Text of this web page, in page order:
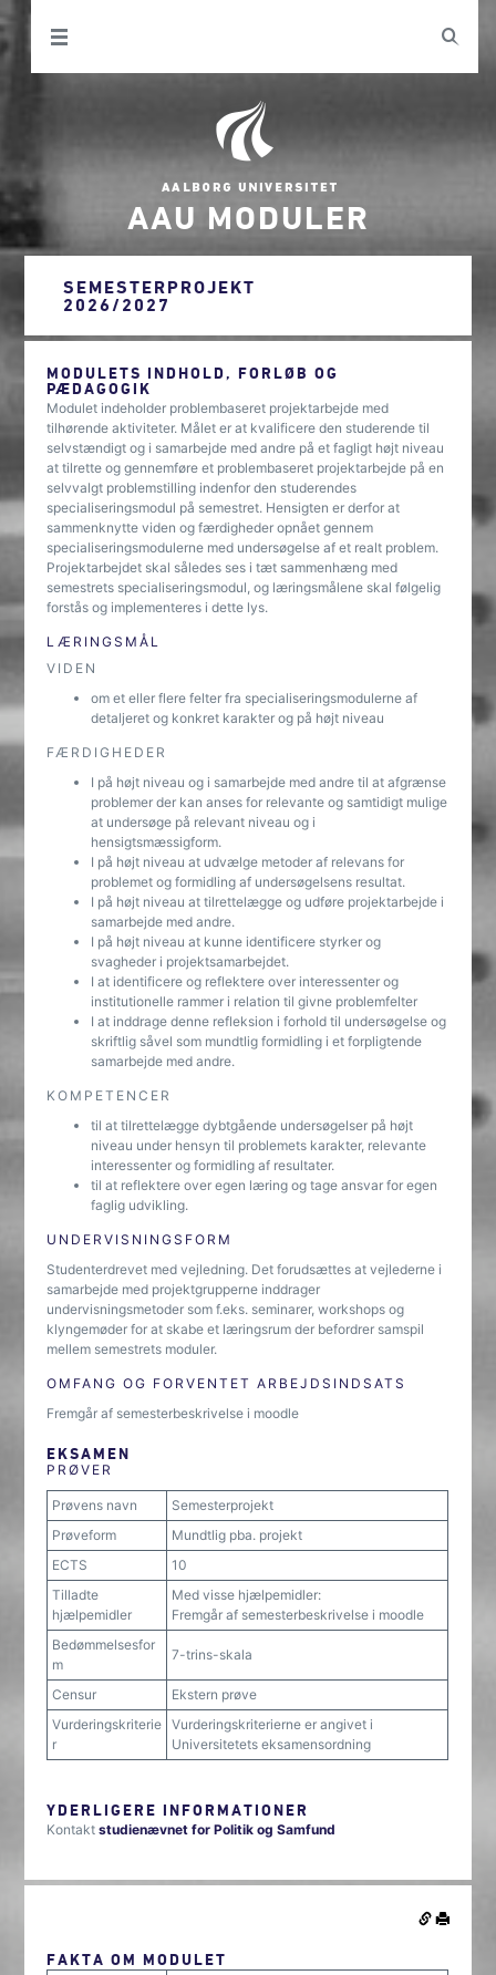
AAU MODULER
SEMESTERPROJEKT
2026/2027
MODULETS INDHOLD, FORLØB OG
PÆDAGOGIK
Modulet indeholder problembaseret projektarbejde med
tilhørende aktiviteter. Målet er at kvalificere den studerende til
selvstændigt og i samarbejde med andre på et fagligt højt niveau
at tilrette og gennemføre et problembaseret projektarbejde på en
selvvalgt problemstilling indenfor den studerendes
specialiseringsmodul på semestret. Hensigten er derfor at
sammenknytte viden og færdigheder opnået gennem
specialiseringsmodulerne med undersøgelse af et realt problem.
Projektarbejdet skal således ses i tæt sammenhæng med
semestrets specialiseringsmodul, og læringsmålene skal følgelig
forstås og implementeres i dette lys.
LÆRINGSMÅL
VIDEN
om et eller flere felter fra specialiseringsmodulerne af
detaljeret og konkret karakter og på højt niveau
FÆRDIGHEDER
I på højt niveau og i samarbejde med andre til at afgrænse
problemer der kan anses for relevante og samtidigt mulige
at undersøge på relevant niveau og i
hensigtsmæssigform.
I på højt niveau at udvælge metoder af relevans for
problemet og formidling af undersøgelsens resultat.
I på højt niveau at tilrettelægge og udføre projektarbejde i
samarbejde med andre.
I på højt niveau at kunne identificere styrker og
svagheder i projektsamarbejdet.
I at identificere og reflektere over interessenter og
institutionelle rammer i relation til givne problemfelter
I at inddrage denne refleksion i forhold til undersøgelse og
skriftlig såvel som mundtlig formidling i et forpligtende
samarbejde med andre.
KOMPETENCER
til at tilrettelægge dybtgående undersøgelser på højt
niveau under hensyn til problemets karakter, relevante
interessenter og formidling af resultater.
til at reflektere over egen læring og tage ansvar for egen
faglig udvikling.
UNDERVISNINGSFORM
Studenterdrevet med vejledning. Det forudsættes at vejlederne i
samarbejde med projektgrupperne inddrager
undervisningsmetoder som f.eks. seminarer, workshops og
klyngemøder for at skabe et læringsrum der befordrer samspil
mellem semestrets moduler.
OMFANG OG FORVENTET ARBEJDSINDSATS
Fremgår af semesterbeskrivelse i moodle
EKSAMEN
PRØVER
Prøvens navn
Semesterprojekt
Prøveform
Mundtlig pba. projekt
ECTS
10
Tilladte
hjælpemidler
Med visse hjælpemidler:
Fremgår af semesterbeskrivelse i moodle
Bedømmelsesfor
m
7-trins-skala
Censur
Ekstern prøve
Vurderingskriterie
r
Vurderingskriterierne er angivet i
Universitetets eksamensordning
YDERLIGERE INFORMATIONER
Kontaktstudienævnet for Politik og Samfund
FAKTA OM MODULET